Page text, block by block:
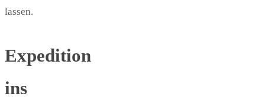
lassen.
Expedition
ins